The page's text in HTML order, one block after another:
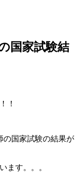
国家試験結
！
の国家試験の結果が
ます。。。